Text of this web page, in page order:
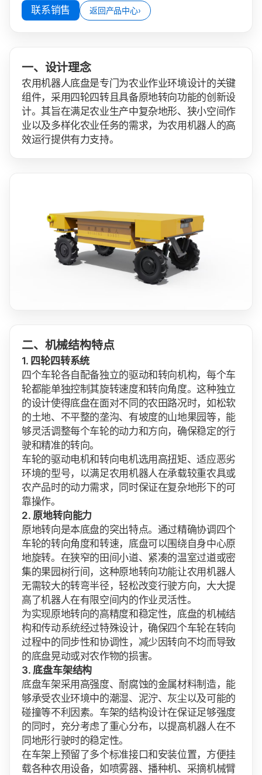
联系销售 返回产品中心›
一、设计理念
农用机器人底盘是专门为农业作业环境设计的关键
组件，采用四轮四转且具备原地转向功能的创新设
计。其旨在满足农业生产中复杂地形、狭小空间作
业以及多样化农业任务的需求，为农用机器人的高
效运行提供有力支持。
二、机械结构特点
1. 四轮四转系统
四个车轮各自配备独立的驱动和转向机构，每个车
轮都能单独控制其旋转速度和转向角度。这种独立
的设计使得底盘在面对不同的农田路况时，如松软
的土地、不平整的垄沟、有坡度的山地果园等，能
够灵活调整每个车轮的动力和方向，确保稳定的行
驶和精准的转向。
车轮的驱动电机和转向电机选用高扭矩、适应恶劣
环境的型号，以满足农用机器人在承载较重农具或
农产品时的动力需求，同时保证在复杂地形下的可
靠操作。
2. 原地转向能力
原地转向是本底盘的突出特点。通过精确协调四个
车轮的转向角度和转速，底盘可以围绕自身中心原
地旋转。在狭窄的田间小道、紧凑的温室过道或密
集的果园树行间，这种原地转向功能让农用机器人
无需较大的转弯半径，轻松改变行驶方向，大大提
高了机器人在有限空间内的作业灵活性。
为实现原地转向的高精度和稳定性，底盘的机械结
构和传动系统经过特殊设计，确保四个车轮在转向
过程中的同步性和协调性，减少因转向不均而导致
的底盘晃动或对农作物的损害。
3. 底盘车架结构
底盘车架采用高强度、耐腐蚀的金属材料制造，能
够承受农业环境中的潮湿、泥泞、灰尘以及可能的
碰撞等不利因素。车架的结构设计在保证足够强度
的同时，充分考虑了重心分布，以提高机器人在不
同地形行驶时的稳定性。
在车架上预留了多个标准接口和安装位置，方便挂
载各种农用设备，如喷雾器、播种机、采摘机械臂